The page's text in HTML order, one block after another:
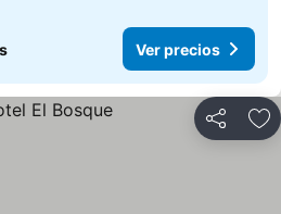
Ver precios
Compartir